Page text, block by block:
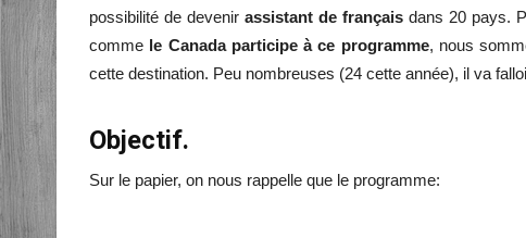
possibilité de devenirassistant de français dans 20 pays.
comme le Canada participe à ce programme, nous
cette destination. Peu nombreuses (24 cette année), il va
Objectif.
Sur le papier, on nous rappelle que le programme: